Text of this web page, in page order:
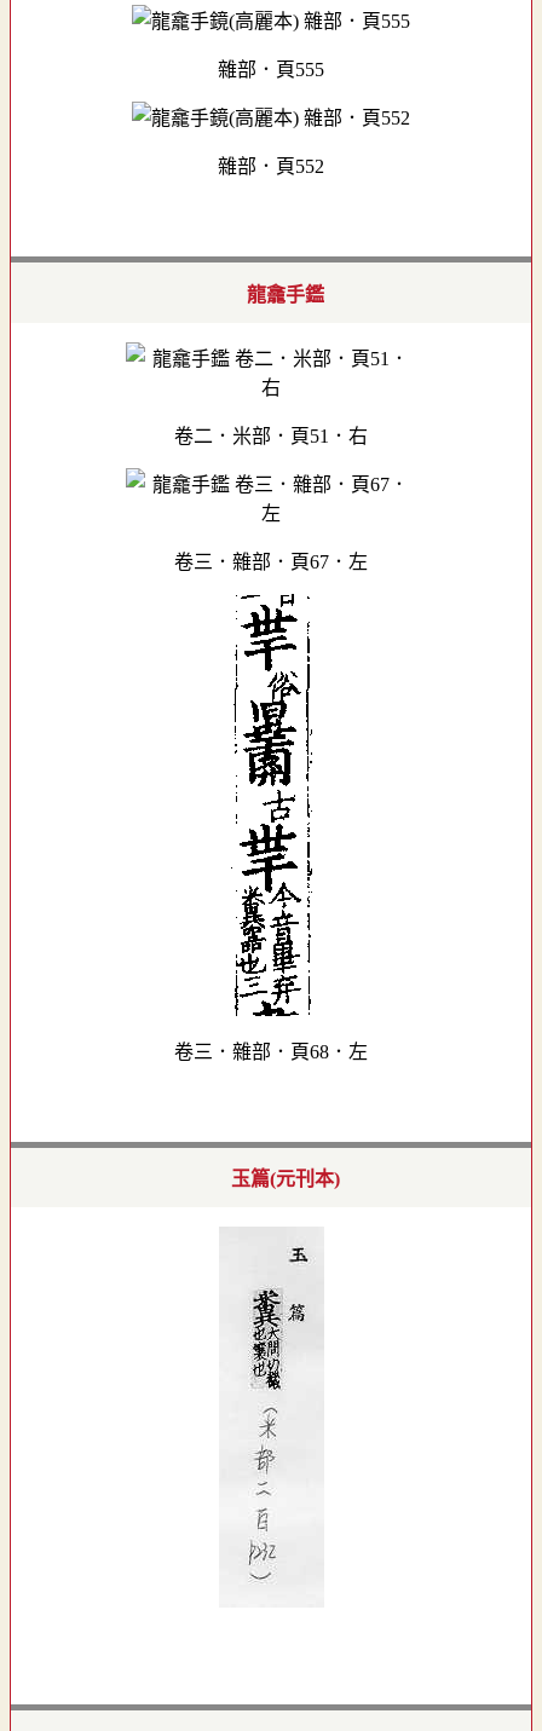
雜部．頁555
雜部．頁552
龍龕手鑑
卷二．米部．頁51．右
卷三．雜部．頁67．左
卷三．雜部．頁68．左
玉篇(元刊本)